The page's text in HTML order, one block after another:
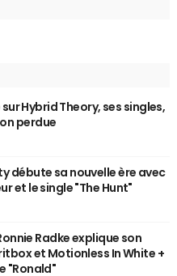
Hybrid Theory, ses singles,
perdue
débute sa nouvelle ère avec
et le single "The Hunt"
Radke explique son
et Motionless In White +
"Ronald"